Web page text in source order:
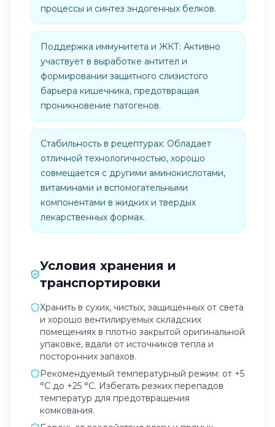
процессы и синтез эндогенных белков.
Поддержка иммунитета и ЖКТ: Активно
участвует в выработке антител и
формировании защитного слизистого
барьера кишечника, предотвращая
проникновение патогенов.
Стабильность в рецептурах: Обладает
отличной технологичностью, хорошо
совмещается с другими аминокислотами,
витаминами и вспомогательными
компонентами в жидких и твердых
лекарственных формах.
Условия хранения и
транспортировки
Хранить в сухих, чистых, защищенных от света
и хорошо вентилируемых складских
помещениях в плотно закрытой оригинальной
упаковке, вдали от источников тепла и
посторонних запахов.
Рекомендуемый температурный режим: от +5
°C до +25 °C. Избегать резких перепадов
температур для предотвращения
комкования.